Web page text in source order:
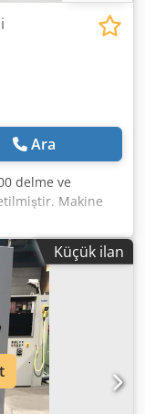
Ara
delme ve
Makine
yenilenmiş,
yeni kontrol vb.
ve 18 tonluk
ile sağda
100 mm.
Hao Agnjck
Maksimum
Servo motor.
Ağırlık yaklaşık
Schaal ve
Küçük ilan